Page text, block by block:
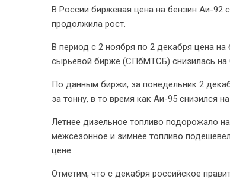
В России биржевая цена на бензин Аи-92
продолжила рост.
В период с 2 ноября по 2 декабря цена
сырьевой бирже (СПбМТСБ) снизилась на
По данным биржи, за понедельник 2
за тонну, в то время как Аи-95 снизился
Летнее дизельное топливо подорожало
межсезонное и зимнее топливо
цене.
Отметим, что с декабря российское